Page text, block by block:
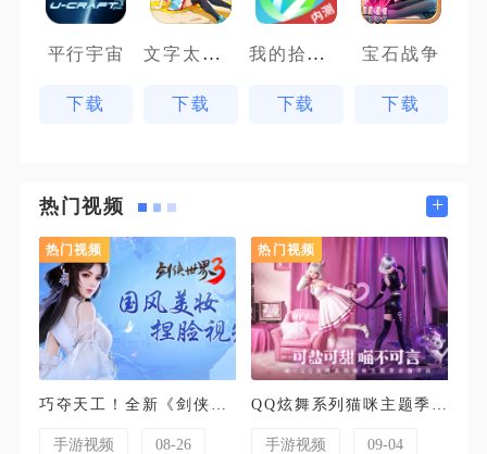
平行宇宙
下载
文字太疯狂
下载
我的拾贰世界
下载
宝石战争
下载
热门视频 +
手游视频 08-26 手游视频 09-04